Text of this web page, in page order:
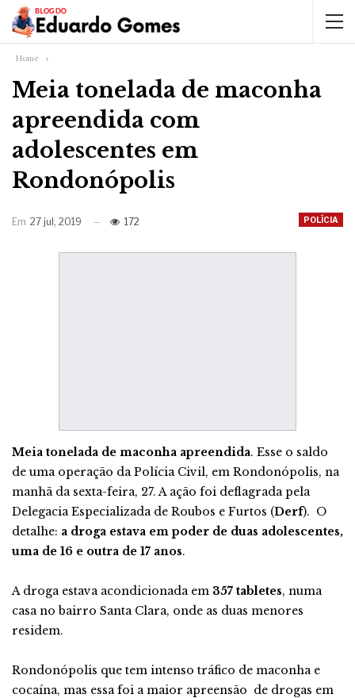
Home
Meia tonelada de maconha
apreendida com
adolescentes em
Rondonópolis
POLÍCIA
Em 27 jul, 2019 172
Meia tonelada de maconha apreendida. Esse o saldo
de uma operação da Polícia Civil, em Rondonópolis, na
manhã da sexta-feira, 27. A ação foi deflagrada pela
Delegacia Especializada de Roubos e Furtos (Derf). O
detalhe: a droga estava em poder de duas adolescentes,
uma de 16 e outra de 17 anos.
A droga estava acondicionada em 357 tabletes, numa
casa no bairro Santa Clara, onde as duas menores
residem.
Rondonópolis que tem intenso tráfico de maconha e
cocaína, mas essa foi a maior apreensão de drogas em